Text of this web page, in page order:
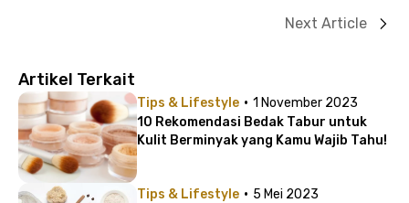
Next Article
Artikel Terkait
Tips & Lifestyle · 1 November 2023
10 Rekomendasi Bedak Tabur untuk
Kulit Berminyak yang Kamu Wajib Tahu!
Tips & Lifestyle · 5 Mei 2023